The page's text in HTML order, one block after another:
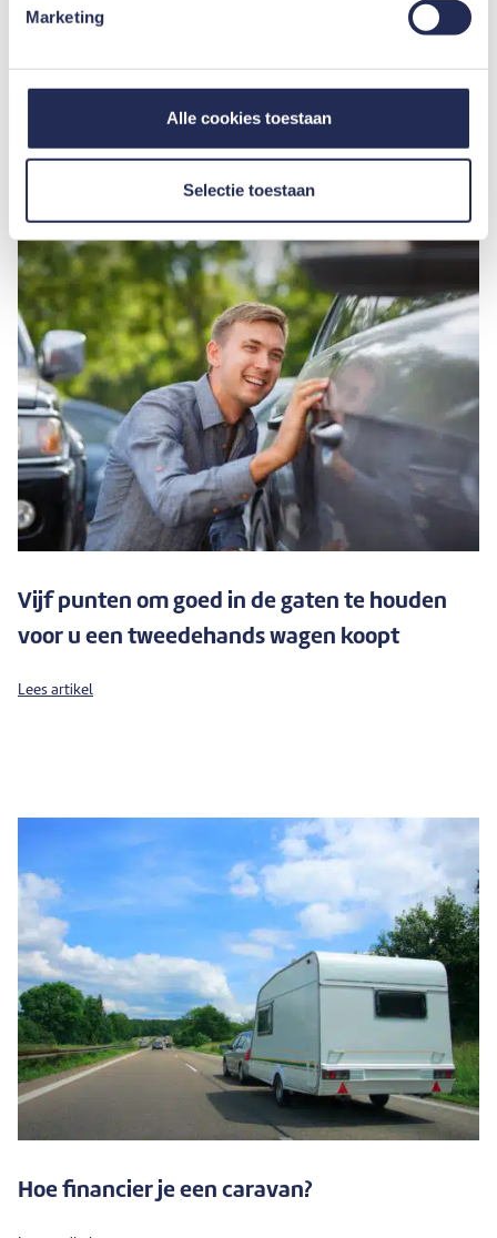
Marketing
Alle cookies toestaan
Selectie toestaan
De 6 beste websites voor tweedehands
Vijf punten om goed in de gaten te houden
voor u een tweedehands wagen koopt
Lees artikel
Hoe financier je een caravan?